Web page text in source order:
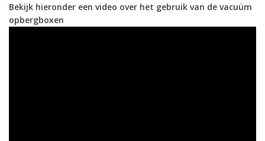
Bekijk hieronder een video over het gebruik van de vacuüm
opbergboxen